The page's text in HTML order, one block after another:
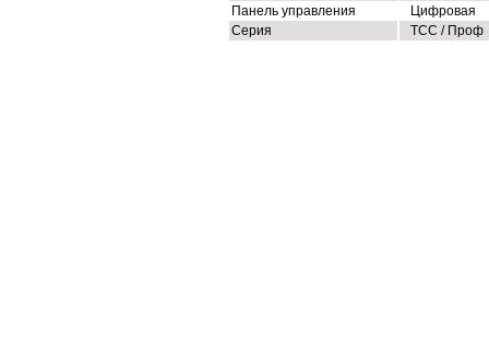
Панель управления
Цифровая
Серия
ТСС / Проф